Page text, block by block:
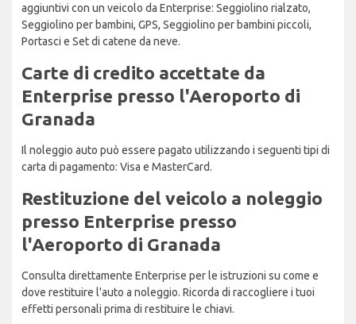
aggiuntivi con un veicolo da Enterprise: Seggiolino rialzato,
Seggiolino per bambini, GPS, Seggiolino per bambini piccoli,
Portasci e Set di catene da neve.
Carte di credito accettate da
Enterprise presso l'Aeroporto di
Granada
Il noleggio auto può essere pagato utilizzando i seguenti tipi di
carta di pagamento: Visa e MasterCard.
Restituzione del veicolo a noleggio
presso Enterprise presso
l'Aeroporto di Granada
Consulta direttamente Enterprise per le istruzioni su come e
dove restituire l'auto a noleggio. Ricorda di raccogliere i tuoi
effetti personali prima di restituire le chiavi.